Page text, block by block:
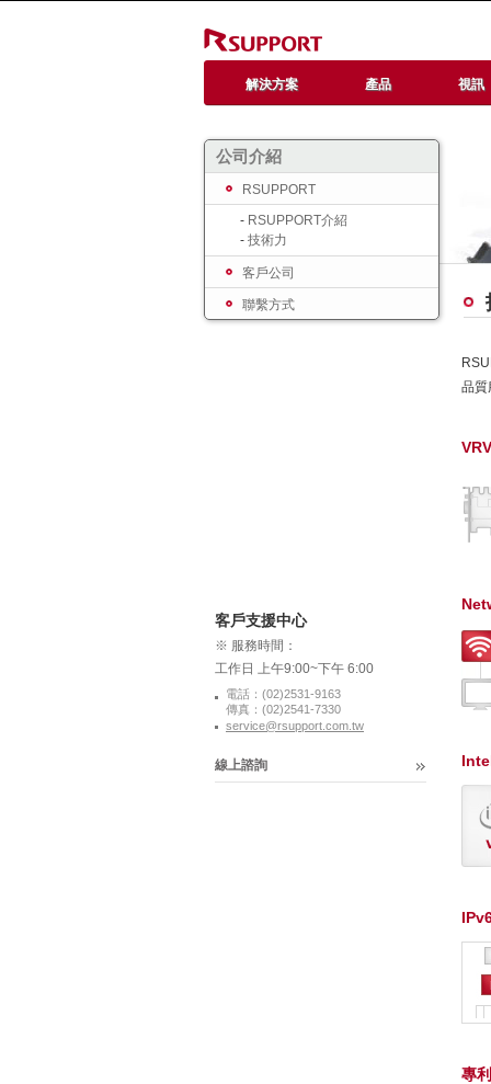
解決方案 產品 視訊
客戶支援中心
※ 服務時間：
工作日 上午9:00~下午 6:00
電話：(02)2531-9163
傳真：(02)2541-7330
service@rsupport.com.tw
線上諮詢
品質
專
公司介紹
RSUPPORT
- RSUPPORT介紹
- 技術力
客戶公司
聯繫方式